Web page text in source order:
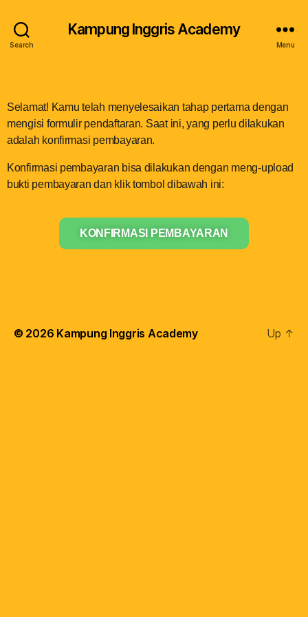
Search
Kampung Inggris Academy
Menu
Selamat! Kamu telah menyelesaikan tahap pertama dengan
mengisi formulir pendaftaran. Saat ini, yang perlu dilakukan
adalah konfirmasi pembayaran.
Konfirmasi pembayaran bisa dilakukan dengan meng-upload
bukti pembayaran dan klik tombol dibawah ini:
KONFIRMASI PEMBAYARAN
© 2026 Kampung Inggris Academy Up ↑